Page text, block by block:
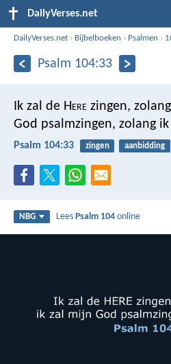
DailyVerses.net
DailyVerses.net › Bijbelboeken › Psalmen ›
Psalm 104:33
Ik zal de Here zingen,
God psalmzingen, zolang
Psalm 104:33 zingen aanbidding
NBG LeesPsalm 104 online